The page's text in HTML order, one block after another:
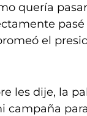
quería
pasé
el
les dije, la
campaña